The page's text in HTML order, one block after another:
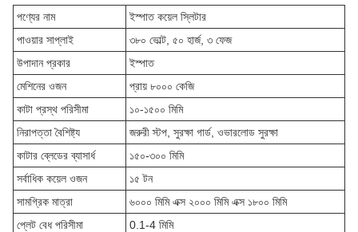
পণ্যের নাম
ইস্পাত কয়েল স্লিটার
পাওয়ার সাপ্লাই
৩৮০ ভোল্ট, ৫০ হার্জ, ৩ ফেজ
উপাদান প্রকার
ইস্পাত
মেশিনের ওজন
প্রায় ৮০০০ কেজি
কাটা প্রস্থ পরিসীমা
১০-১৫০০ মিমি
নিরাপত্তা বৈশিষ্ট্য
জরুরী স্টপ, সুরক্ষা গার্ড, ওভারলোড সুরক্ষা
কাটার ব্লেডের ব্যাসার্ধ
১৫০-৩০০ মিমি
সর্বাধিক কয়েল ওজন
১৫ টন
সামগ্রিক মাত্রা
৬০০০ মিমি এক্স ২০০০ মিমি এক্স ১৮০০ মিমি
প্লেট বেধ পরিসীমা
0.1-4 মিমি